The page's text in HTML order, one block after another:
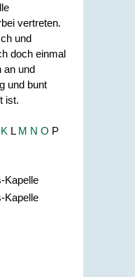
vertreten.
und
doch einmal
an und
und bunt
ist.
K L M N O P
Kapelle
Kapelle